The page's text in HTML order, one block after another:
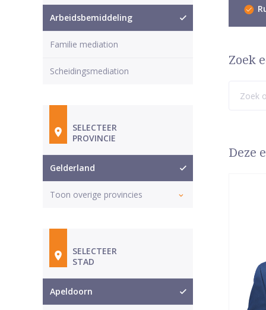
Zoek
Deze
Arbeidsbemiddeling
Familie mediation
Scheidingsmediation
SELECTEER
PROVINCIE
Gelderland
Toon overige provincies
SELECTEER
STAD
Apeldoorn